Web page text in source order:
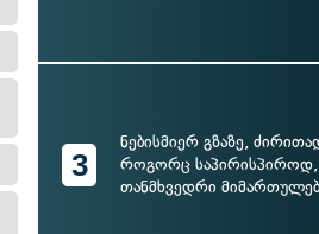
3
ნებისმიერ გზაზე,
როგორც საპირისპიროდ,
თანმხვედრი